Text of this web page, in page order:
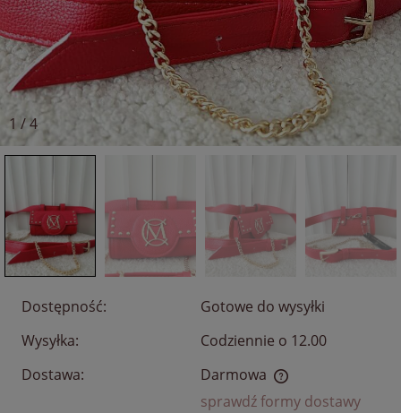
1 /4
Dostępność:
Gotowe do wysyłki
Wysyłka:
Codziennie o 12.00
Dostawa:
Darmowa
Cena nie zawiera ewentualnych kosztów płatności
sprawdź formy dostawy